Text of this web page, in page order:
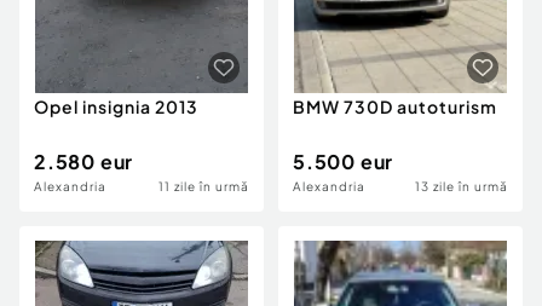
Opel insignia 2013
2.580 eur
Alexandria 11 zile în urmă
BMW 730D autoturism
5.500 eur
Alexandria 13 zile în urmă